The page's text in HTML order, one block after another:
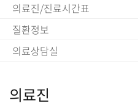
의료진/진료시간표
질환정보
의료상담실
의료진